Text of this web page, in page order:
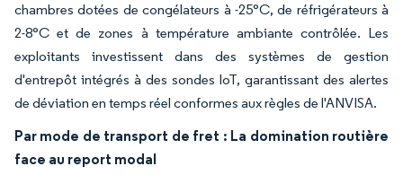
chambres dotées de congélateurs à -25°C, de réfrigérateurs à
2-8°C et de zones à température ambiante contrôlée. Les
exploitants investissent dans des systèmes de gestion
d'entrepôt intégrés à des sondes IoT, garantissant des alertes
de déviation en temps réel conformes aux règles de l'ANVISA.
Par mode de transport de fret : La domination routière
face au report modal